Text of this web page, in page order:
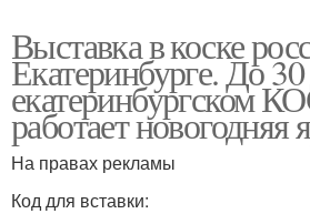
Выставка в коске
Екатеринбурге. До
екатеринбургском
работает новогодняя
На правах рекламы
Код для вставки: